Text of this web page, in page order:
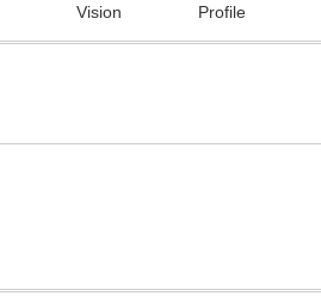
Vision Profile